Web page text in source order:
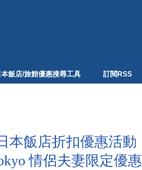
本飯店/旅館優惠搜尋工具 訂閱RSS
本飯店折扣優惠活動
情侶夫妻限定優惠